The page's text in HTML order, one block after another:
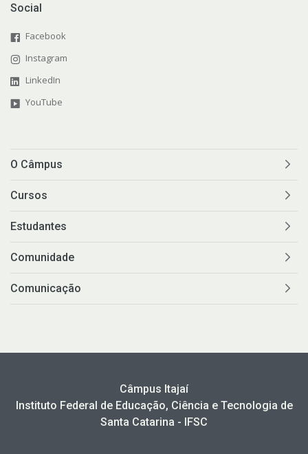
Social
Facebook
Instagram
LinkedIn
YouTube
O Câmpus
Cursos
Estudantes
Comunidade
Comunicação
Câmpus Itajaí
Instituto Federal de Educação, Ciência e Tecnologia de
Santa Catarina - IFSC